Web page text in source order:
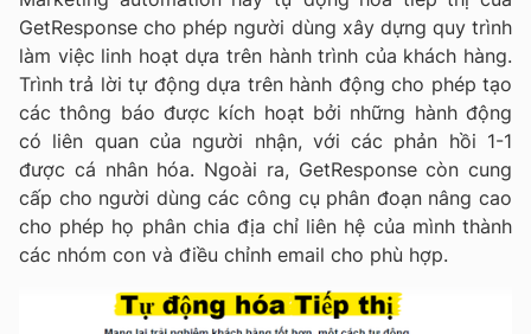
GetResponse cho phép người dùng xây dựng quy trình
làm việc linh hoạt dựa trên hành trình của khách hàng.
Trình trả lời tự động dựa trên hành động cho phép tạo
các thông báo được kích hoạt bởi những hành động
có liên quan của người nhận, với các phản hồi 1-1
được cá nhân hóa. Ngoài ra, GetResponse còn cung
cấp cho người dùng các công cụ phân đoạn nâng cao
cho phép họ phân chia địa chỉ liên hệ của mình thành
các nhóm con và điều chỉnh email cho phù hợp.